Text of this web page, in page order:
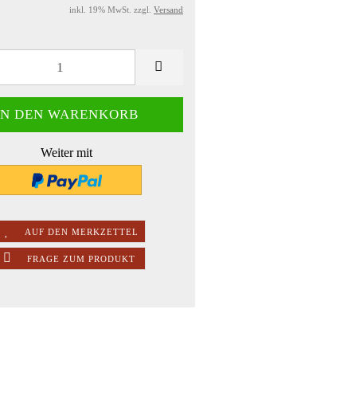
inkl. 19% MwSt. zzgl. Versand
Weiter mit
AUF DEN MERKZETTEL
FRAGE ZUM PRODUKT